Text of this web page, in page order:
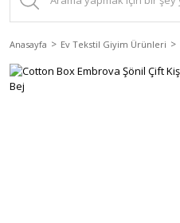
Anasayfa Ev Tekstil Giyim Ürünleri